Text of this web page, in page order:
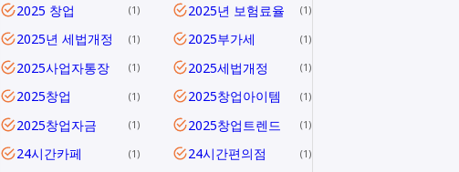
2025 창업 1 2025년 보험료율 1
2025년 세법개정 1 2025부가세 1
2025사업자통장 1 2025세법개정 1
2025창업 1 2025창업아이템 1
2025창업자금 1 2025창업트렌드 1
24시간카페 1 24시간편의점 1